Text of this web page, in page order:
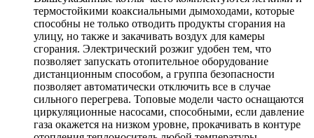
термостойкими коаксиальными дымоходами, которые
способны не только отводить продукты сгорания на
улицу, но также и закачивать воздух для камеры
сгорания. Электрический розжиг удобен тем, что
позволяет запускать отопительное оборудование
дистанционным способом, а группа безопасности
позволяет автоматически отключить все в случае
сильного перегрева. Топовые модели часто оснащаются
циркуляционные насосами, способными, если давление
газа окажется на низком уровне, прокачивать в контуре